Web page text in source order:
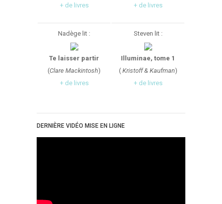
+ de livres
+ de livres
Nadège lit :
Te laisser partir
(Clare Mackintosh)
+ de livres
Steven lit :
Illuminae, tome 1
(Kristoff & Kaufman)
+ de livres
DERNIÈRE VIDÉO MISE EN LIGNE